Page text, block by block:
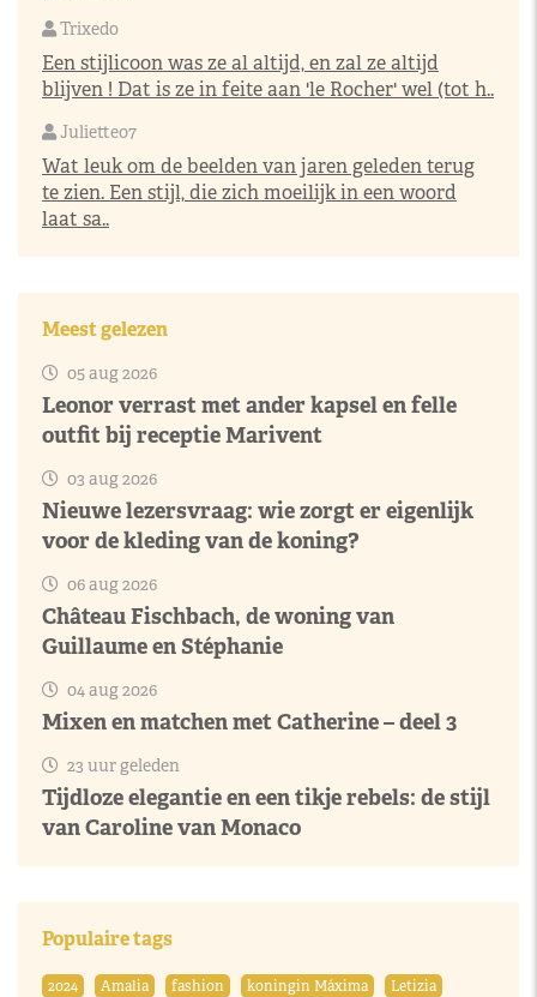
Trixedo
Een stijlicoon was ze al altijd, en zal ze altijd
blijven ! Dat is ze in feite aan 'le Rocher' wel (tot h..
Juliette07
Wat leuk om de beelden van jaren geleden terug
te zien. Een stijl, die zich moeilijk in een woord
laat sa..
Meest gelezen
05 aug 2026
Leonor verrast met ander kapsel en felle
outfit bij receptie Marivent
03 aug 2026
Nieuwe lezersvraag: wie zorgt er eigenlijk
voor de kleding van de koning?
06 aug 2026
Château Fischbach, de woning van
Guillaume en Stéphanie
04 aug 2026
Mixen en matchen met Catherine – deel 3
23 uur geleden
Tijdloze elegantie en een tikje rebels: de stijl
van Caroline van Monaco
Populaire tags
2024 Amalia fashion koningin Máxima
Letizia